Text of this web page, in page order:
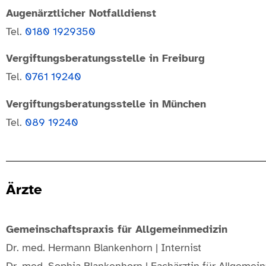
Augenärztlicher Notfalldienst
Tel. 0180 1929350
Vergiftungsberatungsstelle in Freiburg
Tel. 0761 19240
Vergiftungsberatungsstelle in München
Tel. 089 19240
Ärzte
Gemeinschaftspraxis für Allgemeinmedizin
Dr. med. Hermann Blankenhorn | Internist